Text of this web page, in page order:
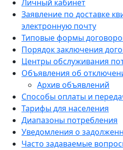
Личный кабинет
Заявление по доставке
электронную почту
Типовые формы
Порядок заключения
Центры обслуживания
Объявления об
Архив объявлений
Способы оплаты и
Тарифы для населения
Диапазоны потребления
Уведомления о
Часто задаваемые